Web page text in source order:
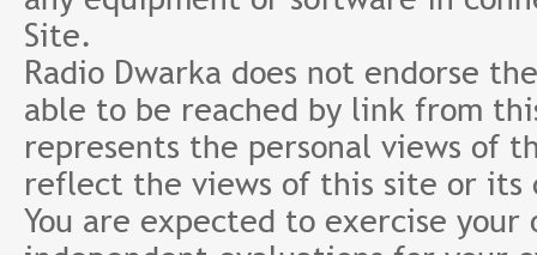
Site.
Radio Dwarka does not endorse
able to be reached by link from
represents the personal views of
reflect the views of this site or its
You are expected to exercise